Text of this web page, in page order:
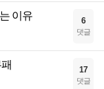
이유 6
댓글
17
댓글